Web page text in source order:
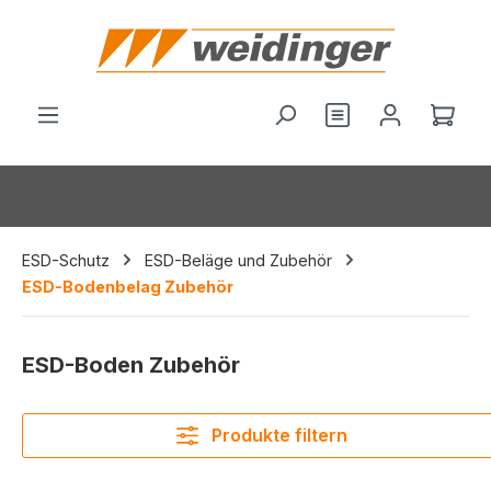
springen
Du hast 0
ESD-Schutz
ESD-Beläge und Zubehör
ESD-Bodenbelag Zubehör
ESD-Boden Zubehör
Produkte filtern